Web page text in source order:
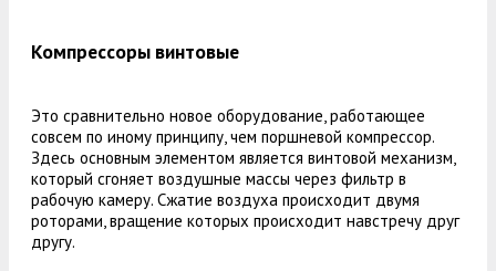
Компрессоры винтовые
Это сравнительно новое оборудование, работающее
совсем по иному принципу, чем поршневой компрессор.
Здесь основным элементом является винтовой механизм,
который сгоняет воздушные массы через фильтр в
рабочую камеру. Сжатие воздуха происходит двумя
роторами, вращение которых происходит навстречу друг
другу.